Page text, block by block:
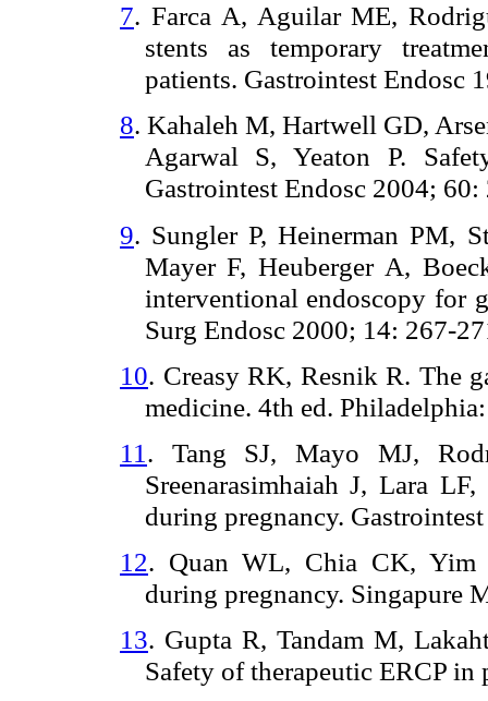
7. Farca A, Aguilar ME,
stents as temporary
patients. Gastrointest Endosc
8. Kahaleh M, Hartwell GD,
Agarwal S, Yeaton P.
Gastrointest Endosc 2004;
9. Sungler P, Heinerman PM,
Mayer F, Heuberger A,
interventional endoscopy for
Surg Endosc 2000; 14: 267-
10. Creasy RK, Resnik R. The
medicine. 4th ed.
11 . Tang SJ, Mayo MJ,
Sreenarasimhaiah J, Lara
during pregnancy.
12. Quan WL, Chia CK, Yim
during pregnancy. Singapure
13. Gupta R, Tandam M,
Safety of therapeutic ERCP in